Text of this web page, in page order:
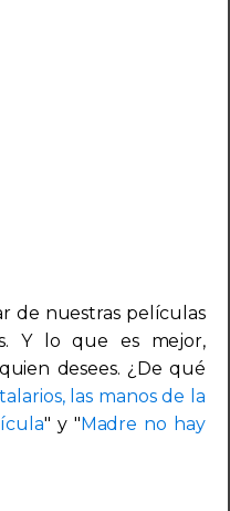
de nuestras películas
Y lo que es mejor,
desees. ¿De qué
las manos de la
" y "Madre no hay